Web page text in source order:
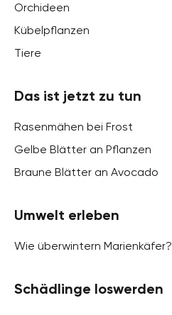
Orchideen
Kübelpflanzen
Tiere
Das ist jetzt zu tun
Rasenmähen bei Frost
Gelbe Blätter an Pflanzen
Braune Blätter an Avocado
Umwelt erleben
Wie überwintern Marienkäfer?
Schädlinge loswerden